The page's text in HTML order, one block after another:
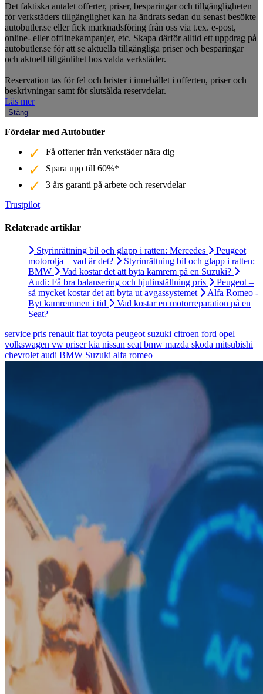
Det faktiska antalet offerter, priser, besparingar och tillgängligheten
för verkstäders tillgänglighet kan ha ändrats sedan du senast besökte
autobutler.se eller fick marknadsföring från oss via t.ex. e-post,
online- eller offlinekampanjer, etc. Skapa därför alltid ett uppdrag på
autobutler.se för att se aktuella tillgängliga priser och besparingar
och aktuell tillgänlihet hos valda verkstäder.
Reservation tas för fel och brister i innehållet i offerten, priser och
beskrivningar samt för slutsålda reservdelar.
Läs mer
Stäng
Fördelar med Autobutler
Få offerter från verkstäder nära dig
Spara upp till 60%*
3 års garanti på arbete och reservdelar
Trustpilot
Relaterade artiklar
Styrinrättning bil och glapp i ratten: Mercedes
Peugeot
motorolja – vad är det?
Styrinrättning bil och glapp i ratten:
BMW
Vad kostar det att byta kamrem på en Suzuki?
Audi: Få bra balansering och hjulinställning pris
Peugeot –
så mycket kostar det att byta ut avgassystemet
Alfa Romeo -
Byt kamremmen i tid
Vad kostar en motorreparation på en
Seat?
service pris renault fiat toyota peugeot suzuki citroen ford opel
volkswagen vw priserkia nissan seat bmw mazda skoda mitsubishi
chevrolet audi BMW Suzuki alfa romeo